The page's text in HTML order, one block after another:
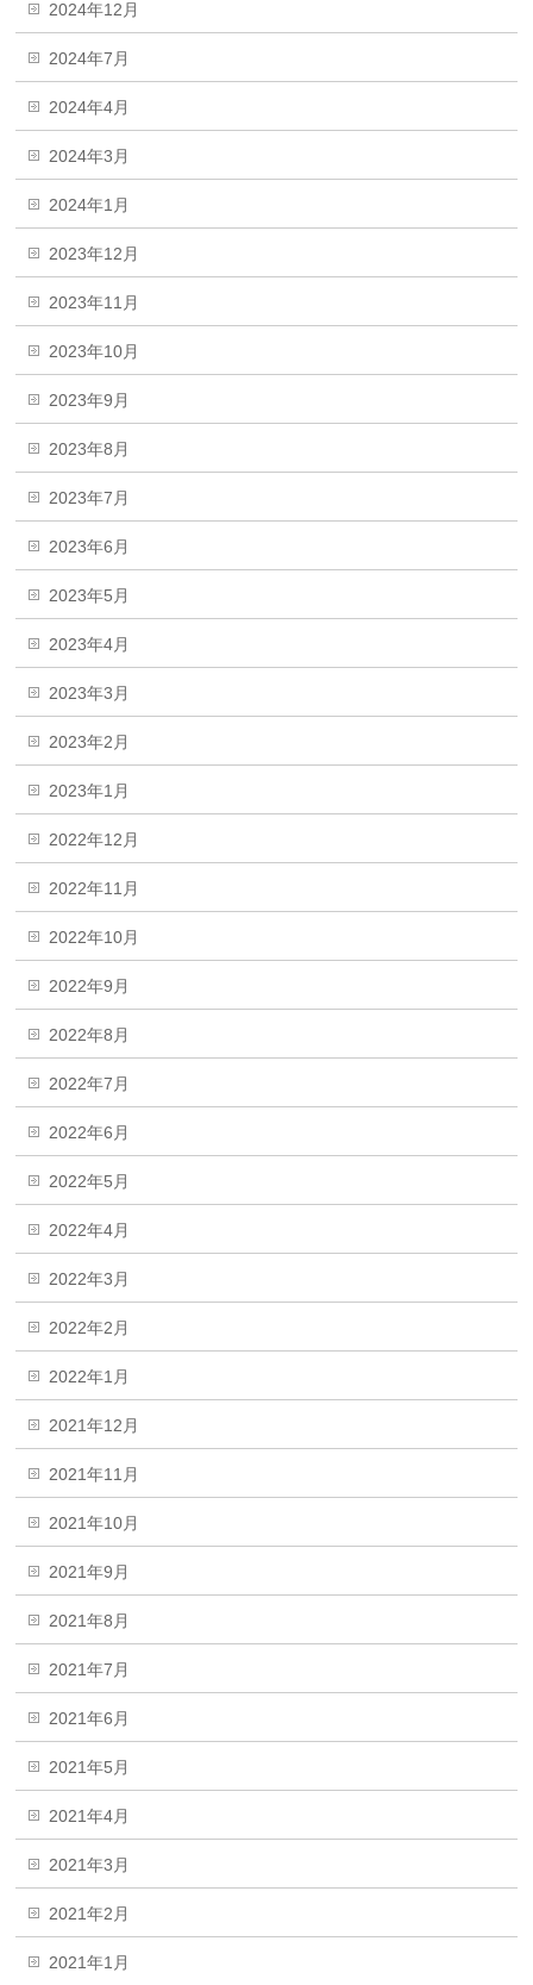
2024年12月
2024年7月
2024年4月
2024年3月
2024年1月
2023年12月
2023年11月
2023年10月
2023年9月
2023年8月
2023年7月
2023年6月
2023年5月
2023年4月
2023年3月
2023年2月
2023年1月
2022年12月
2022年11月
2022年10月
2022年9月
2022年8月
2022年7月
2022年6月
2022年5月
2022年4月
2022年3月
2022年2月
2022年1月
2021年12月
2021年11月
2021年10月
2021年9月
2021年8月
2021年7月
2021年6月
2021年5月
2021年4月
2021年3月
2021年2月
2021年1月